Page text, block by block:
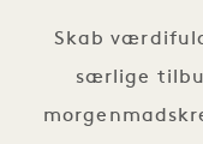
Skab
særlige